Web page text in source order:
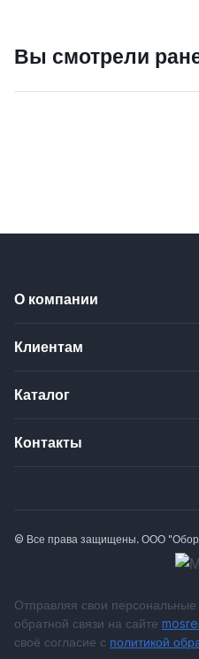
Вы смотрели
О компании
Клиентам
Каталог
Контакты
© Все права защищены. ООО
Отправляя свои
обратной связи на сайте
своё согласие с политикой